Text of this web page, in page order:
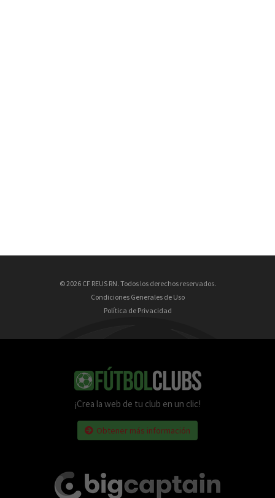
© 2026 CF REUS RN. Todos los derechos reservados.
Condiciones Generales de Uso
Política de Privacidad
¡Crea la web de tu club en un clic!
Obtener más información